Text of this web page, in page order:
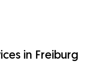
in Freiburg